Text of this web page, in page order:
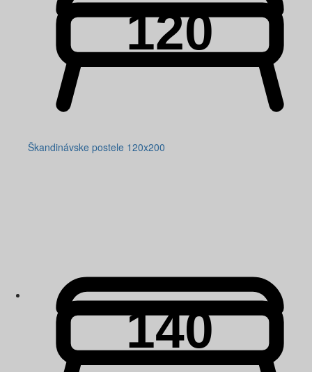
Škandinávske postele 120x200